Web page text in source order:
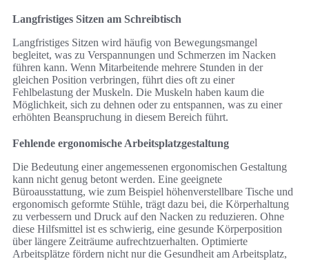
Langfristiges Sitzen am Schreibtisch
Langfristiges Sitzen wird häufig von Bewegungsmangel
begleitet, was zu Verspannungen und Schmerzen im Nacken
führen kann. Wenn Mitarbeitende mehrere Stunden in der
gleichen Position verbringen, führt dies oft zu einer
Fehlbelastung der Muskeln. Die Muskeln haben kaum die
Möglichkeit, sich zu dehnen oder zu entspannen, was zu einer
erhöhten Beanspruchung in diesem Bereich führt.
Fehlende ergonomische Arbeitsplatzgestaltung
Die Bedeutung einer angemessenen ergonomischen Gestaltung
kann nicht genug betont werden. Eine geeignete
Büroausstattung, wie zum Beispiel höhenverstellbare Tische und
ergonomisch geformte Stühle, trägt dazu bei, die Körperhaltung
zu verbessern und Druck auf den Nacken zu reduzieren. Ohne
diese Hilfsmittel ist es schwierig, eine gesunde Körperposition
über längere Zeiträume aufrechtzuerhalten. Optimierte
Arbeitsplätze fördern nicht nur die Gesundheit am Arbeitsplatz,